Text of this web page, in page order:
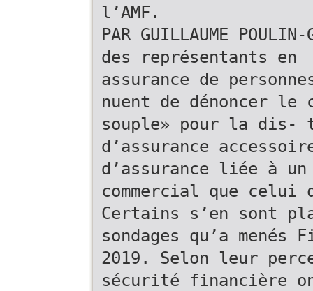
l’AMF.
PAR GUILLAUME POULIN-
des représentants en
assurance de
nuent de dénoncer le
souple» pour la dis-
d’assurance
d’assurance liée à
commercial que
Certains s’en sont
sondages qu’a
2019. Selon leur
sécurité financière